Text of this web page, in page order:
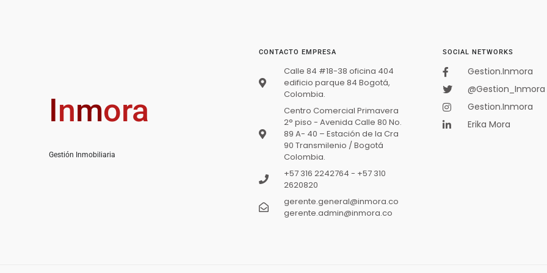
Inmora
Gestión Inmobiliaria
CONTACTO EMPRESA
Calle 84 #18-38 oficina 404
edificio parque 84 Bogotá,
Colombia.
Centro Comercial Primavera
2° piso - Avenida Calle 80 No.
89 A- 40 – Estación de la Cra
90 Transmilenio / Bogotá
Colombia.
+57 316 2242764 - +57 310
2620820
gerente.general@inmora.co
gerente.admin@inmora.co
SOCIAL NETWORKS
Gestion.Inmora
@Gestion_Inmora
Gestion.Inmora
Erika Mora